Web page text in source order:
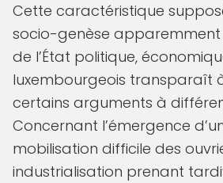
Cette caractéristique
socio-genèse apparemment
de l’État politique,
luxembourgeois transparaît
certains arguments à
Concernant l’émergence
mobilisation difficile des
industrialisation prenant